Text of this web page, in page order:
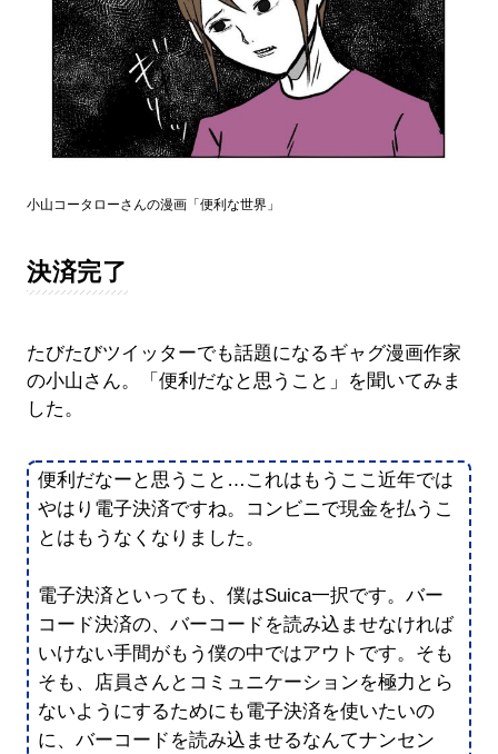
小山コータローさんの漫画「便利な世界」
決済完了
たびたびツイッターでも話題になるギャグ漫画作家
の小山さん。「便利だなと思うこと」を聞いてみま
した。
便利だなーと思うこと…これはもうここ近年では
やはり電子決済ですね。コンビニで現金を払うこ
とはもうなくなりました。
電子決済といっても、僕はSuica一択です。バー
コード決済の、バーコードを読み込ませなければ
いけない手間がもう僕の中ではアウトです。そも
そも、店員さんとコミュニケーションを極力とら
ないようにするためにも電子決済を使いたいの
に、バーコードを読み込ませるなんてナンセン